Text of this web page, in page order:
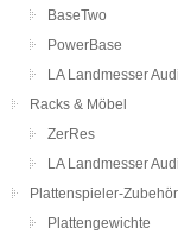
BaseTwo
PowerBase
LA Landmesser
Racks & Möbel
ZerRes
LA Landmesser
Plattenspieler-Zubehör
Plattengewichte